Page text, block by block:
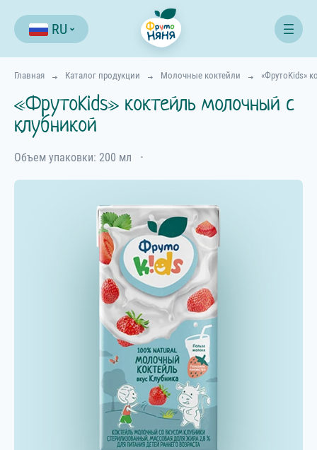
RU
Главная Каталог продукции Молочные коктейли «ФрутоKids»
«ФрутоKids» коктейль молочный с
клубникой
Объем упаковки: 200 мл ⋅